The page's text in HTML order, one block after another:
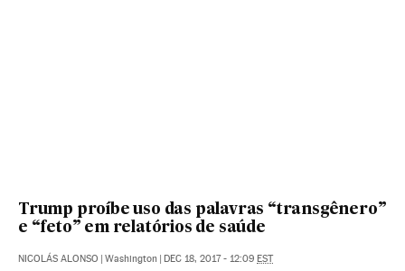
Trump proíbe uso das palavras “transgênero”
e “feto” em relatórios de saúde
NICOLÁS ALONSO | Washington | DEC 18, 2017 - 12:09 EST